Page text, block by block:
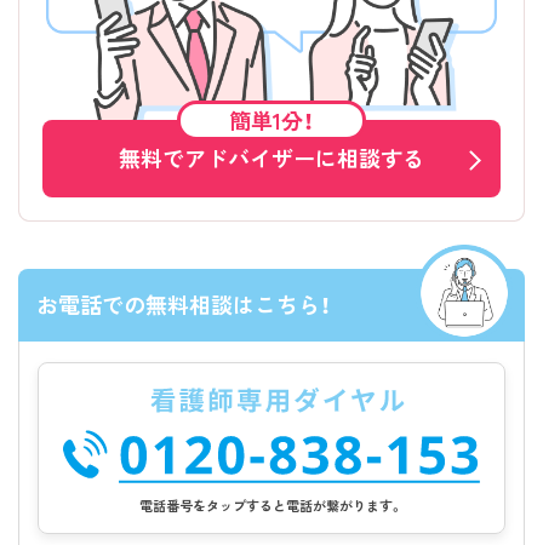
簡単1分！
無料でアドバイザーに相談する
お電話での無料相談はこちら！
電話番号をタップすると電話が繋がります。